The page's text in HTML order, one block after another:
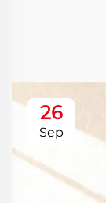
26
Sep